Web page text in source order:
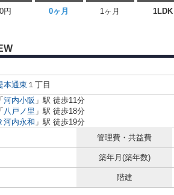
円 0ヶ月 1ヶ月 1LDK
本通東 １丁目
「 河内小阪 」駅 徒歩11分
「 八戸ノ里 」駅 徒歩18分
河内永和 」駅 徒歩19分
管理費・共益費
築年月(築年数)
階建